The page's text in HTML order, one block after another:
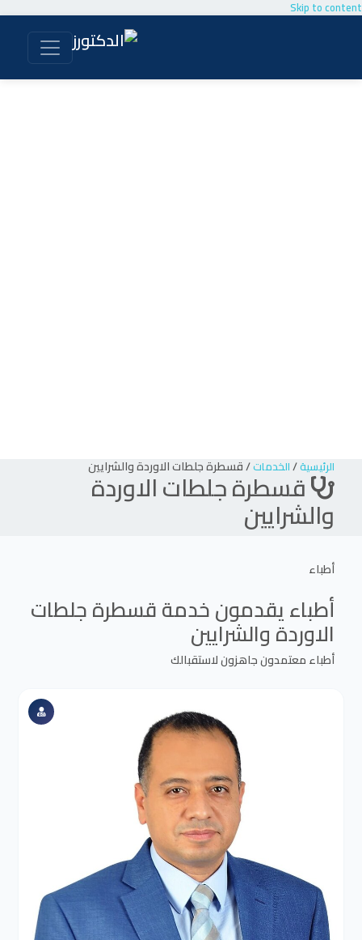
Skip to content
الرئيسية/الخدمات/قسطرة جلطات الاوردة والشرايين
قسطرة جلطات الاوردة
والشرايين
أطباء
أطباء يقدمون خدمةقسطرة جلطات
الاوردة والشرايين
أطباء معتمدون جاهزون لاستقبالك